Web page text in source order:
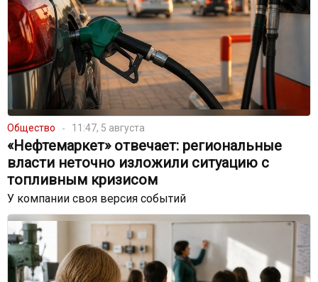
Общество 11:47, 5 августа
«Нефтемаркет» отвечает: региональные
власти неточно изложили ситуацию с
топливным кризисом
У компании своя версия событий